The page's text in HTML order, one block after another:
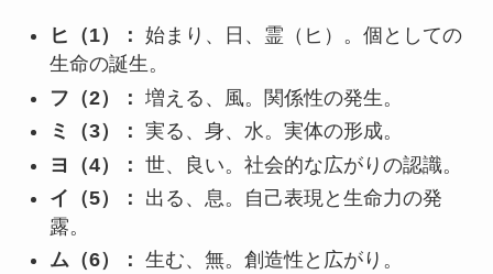
ヒ（1）： 始まり、日、霊（ヒ）。個としての
生命の誕生。
フ（2）： 増える、風。関係性の発生。
ミ（3）： 実る、身、水。実体の形成。
ヨ（4）： 世、良い。社会的な広がりの認識。
イ（5）：
出る、息。自己表現と生命力の発
露。
ム（6）： 生む、無。創造性と広がり。